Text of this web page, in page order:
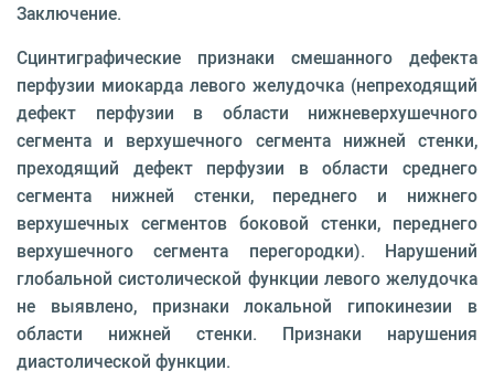
Заключение.
Сцинтиграфические признаки смешанного дефекта
перфузии миокарда левого желудочка (непреходящий
дефект перфузии в области нижневерхушечного
сегмента и верхушечного сегмента нижней стенки,
преходящий дефект перфузии в области среднего
сегмента нижней стенки, переднего и нижнего
верхушечных сегментов боковой стенки, переднего
верхушечного сегмента перегородки). Нарушений
глобальной систолической функции левого желудочка
не выявлено, признаки локальной гипокинезии в
области нижней стенки. Признаки нарушения
диастолической функции.